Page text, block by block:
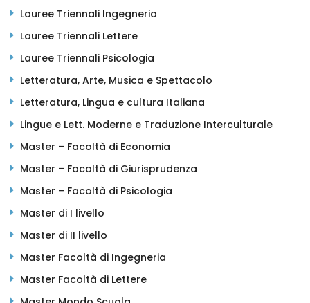
Lauree Triennali Ingegneria
Lauree Triennali Lettere
Lauree Triennali Psicologia
Letteratura, Arte, Musica e Spettacolo
Letteratura, Lingua e cultura Italiana
Lingue e Lett. Moderne e Traduzione Interculturale
Master – Facoltà di Economia
Master – Facoltà di Giurisprudenza
Master – Facoltà di Psicologia
Master di I livello
Master di II livello
Master Facoltà di Ingegneria
Master Facoltà di Lettere